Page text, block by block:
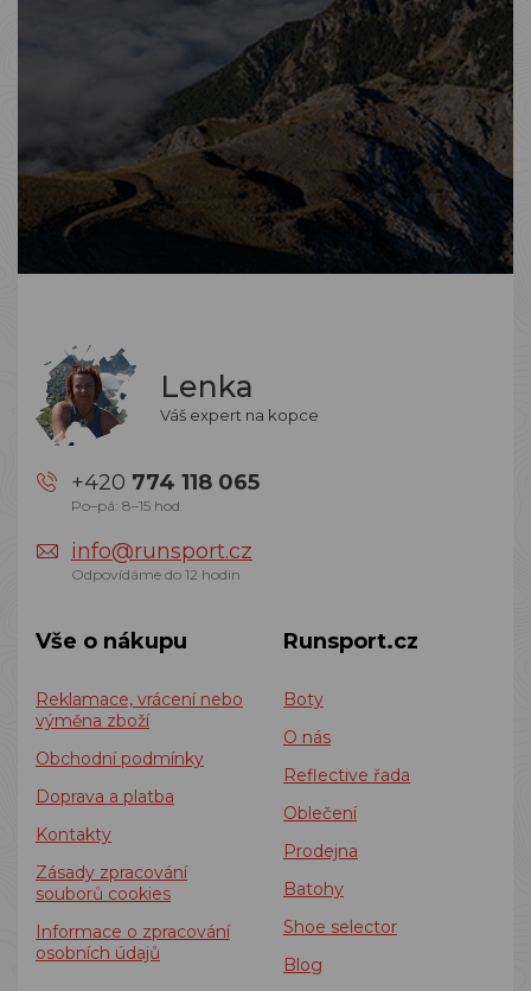
Lenka
Váš expert na kopce
+420 774 118 065
Po–pá: 8–15 hod.
info@runsport.cz
Odpovídáme do 12 hodin
Vše o nákupu
Reklamace, vrácení nebo
výměna zboží
Obchodní podmínky
Doprava a platba
Kontakty
Zásady zpracování
souborů cookies
Informace o zpracování
osobních údajů
Runsport.cz
Boty
O nás
Reflective řada
Oblečení
Prodejna
Batohy
Shoe selector
Blog